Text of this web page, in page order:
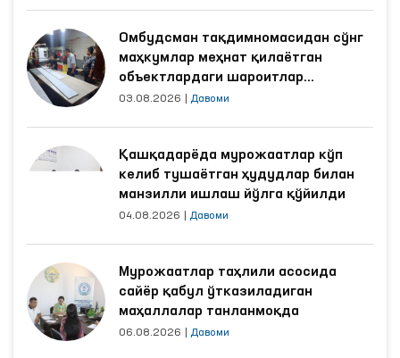
Омбудсман тақдимномасидан сўнг
маҳкумлар меҳнат қилаётган
объектлардаги шароитлар
яхшиланди
03.08.2026 Давоми
Қашқадарёда мурожаатлар кўп
келиб тушаётган ҳудудлар билан
манзилли ишлаш йўлга қўйилди
04.08.2026 Давоми
Мурожаатлар таҳлили асосида
сайёр қабул ўтказиладиган
маҳаллалар танланмоқда
06.08.2026 Давоми